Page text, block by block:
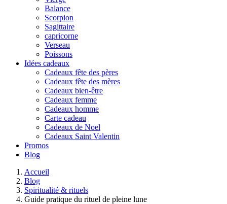
Balance
Scorpion
Sagittaire
capricorne
Verseau
Poissons
Idées cadeaux
Cadeaux fête des pères
Cadeaux fête des mères
Cadeaux bien-être
Cadeaux femme
Cadeaux homme
Carte cadeau
Cadeaux de Noel
Cadeaux Saint Valentin
Promos
Blog
Accueil
Blog
Spiritualité & rituels
Guide pratique du rituel de pleine lune